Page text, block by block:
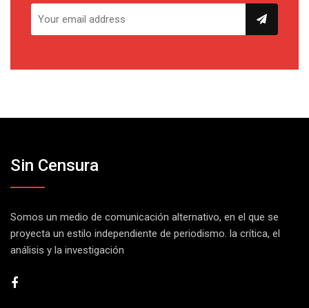
Sin Censura
Somos un medio de comunicación alternativo, en el que se
proyecta un estilo independiente de periodismo. la crítica, el
análisis y la investigación